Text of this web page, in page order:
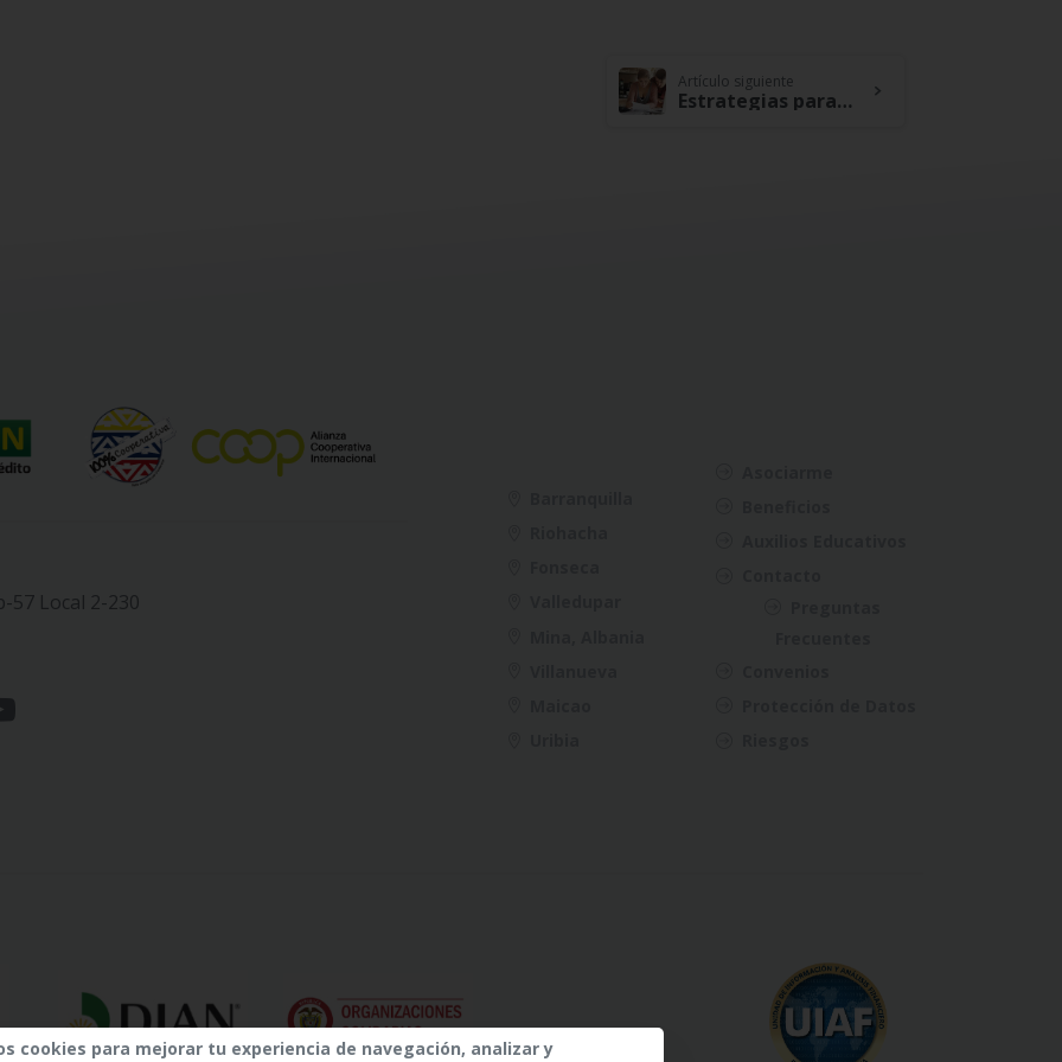
Artículo siguiente
Estrategias para pagar deudas de manera efectiva y hacer crecer tu dinero de manera sostenible
57 Local 2-230
cookies para mejorar tu experiencia de navegación, analizar y